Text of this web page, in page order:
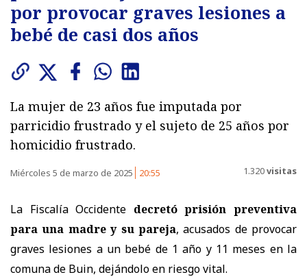
por provocar graves lesiones a
bebé de casi dos años
La mujer de 23 años fue imputada por
parricidio frustrado y el sujeto de 25 años por
homicidio frustrado.
Miércoles 5 de marzo de 2025 20:55 1.320visitas
La Fiscalía Occidente decretó prisión preventiva
para una madre y su pareja, acusados de provocar
graves lesiones a un bebé de 1 año y 11 meses en la
comuna de Buin, dejándolo en riesgo vital.